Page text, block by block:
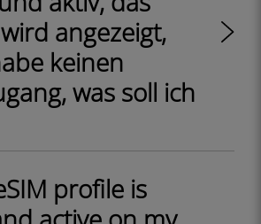
angezeigt,
keinen
was soll ich
profile is